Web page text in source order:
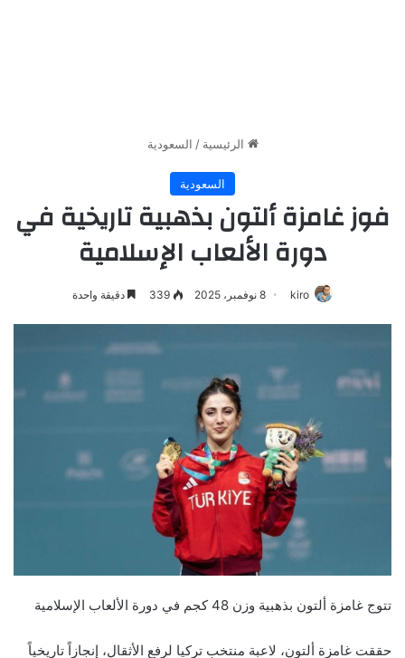
الرئيسية / السعودية
السعودية
فوز غامزة ألتون بذهبية تاريخية في
دورة الألعاب الإسلامية
kiro 8 نوفمبر، 2025 339 دقيقة واحدة
تتوج غامزة ألتون بذهبية وزن 48 كجم في دورة الألعاب الإسلامية
حققت غامزة ألتون، لاعبة منتخب تركيا لرفع الأثقال، إنجازاً تاريخياً